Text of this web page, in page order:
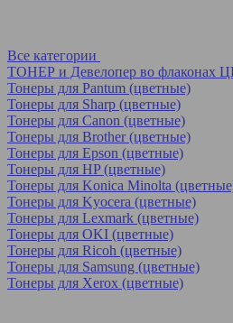
Все категории
ТОНЕР и Девелопер во флаконах
Тонеры для Pantum (цветные)
Тонеры для Sharp (цветные)
Тонеры для Canon (цветные)
Тонеры для Brother (цветные)
Тонеры для Epson (цветные)
Тонеры для HP (цветные)
Тонеры для Konica Minolta
Тонеры для Kyocera (цветные)
Тонеры для Lexmark (цветные)
Тонеры для OKI (цветные)
Тонеры для Ricoh (цветные)
Тонеры для Samsung (цветные)
Тонеры для Xerox (цветные)